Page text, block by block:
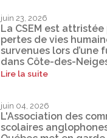
juin 23, 2026
La CSEM est attristée
pertes de vies
survenues lors d’une
dans Côte-des-
Lire la suite
juin 04, 2026
L'Association des
scolaires